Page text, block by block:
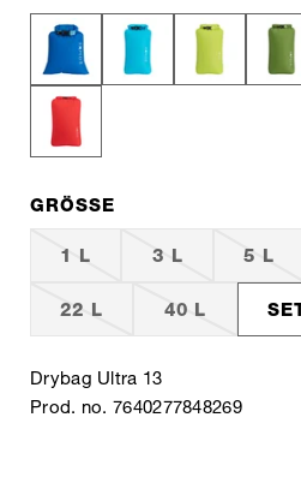
GRÖSSE
1 L 3 L 5 L
22 L 40 L
Drybag Ultra 13
Prod. no. 7640277848269